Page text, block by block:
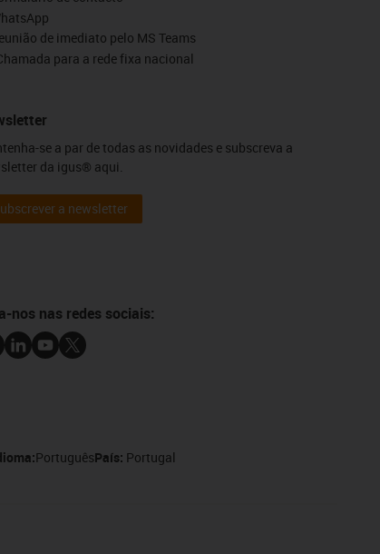
de imediato pelo MS Teams
para a rede fixa nacional
se a par de todas as novidades e subscreva a
da igus® aqui.
a newsletter
nos nas redes sociais:
PortuguêsPaís: Portugal